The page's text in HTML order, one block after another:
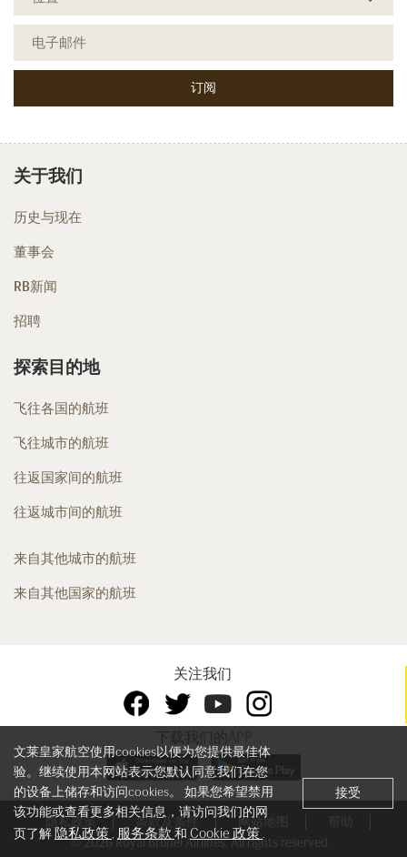
关于我们
历史与现在
董事会
RB新闻
招聘
探索目的地
飞往各国的航班
飞往城市的航班
往返国家间的航班
往返城市间的航班
来自其他城市的航班
来自其他国家的航班
关注我们
下载我们的APP
隐私政策 条款及条件 网站地图
© 2026 Royal Brunei Airlines. All rights reserved.
文莱皇家航空使用cookies以便为您提供最佳体
验。继续使用本网站表示您默认同意我们在您
的设备上储存和访问cookies。 如果您希望禁用
该功能或查看更多相关信息，请访问我们的网
页了解 隐私政策 , 服务条款 和 Cookie 政策.
接受